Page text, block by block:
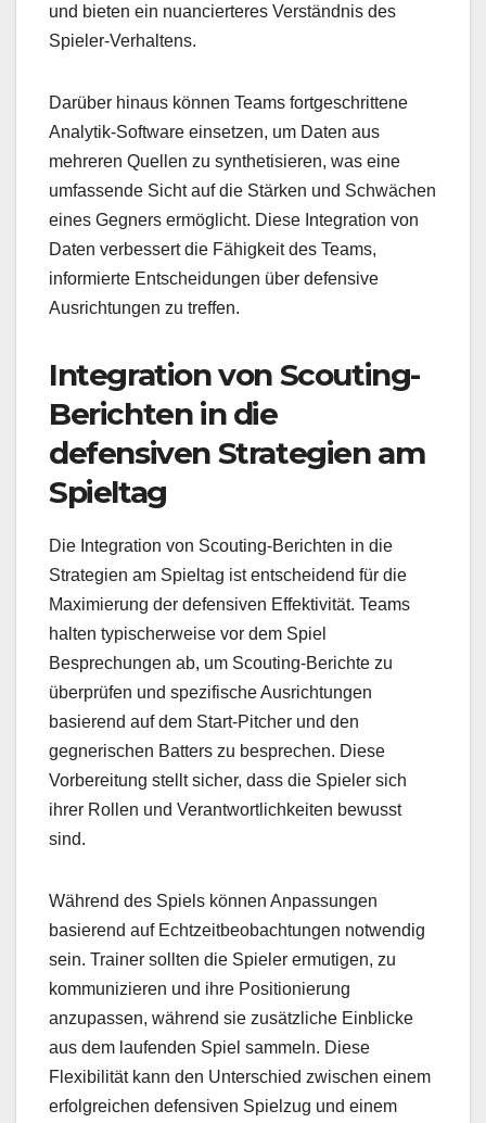
und bieten ein nuancierteres Verständnis des
Spieler-Verhaltens.
Darüber hinaus können Teams fortgeschrittene
Analytik-Software einsetzen, um Daten aus
mehreren Quellen zu synthetisieren, was eine
umfassende Sicht auf die Stärken und Schwächen
eines Gegners ermöglicht. Diese Integration von
Daten verbessert die Fähigkeit des Teams,
informierte Entscheidungen über defensive
Ausrichtungen zu treffen.
Integration von Scouting-
Berichten in die
defensiven Strategien am
Spieltag
Die Integration von Scouting-Berichten in die
Strategien am Spieltag ist entscheidend für die
Maximierung der defensiven Effektivität. Teams
halten typischerweise vor dem Spiel
Besprechungen ab, um Scouting-Berichte zu
überprüfen und spezifische Ausrichtungen
basierend auf dem Start-Pitcher und den
gegnerischen Batters zu besprechen. Diese
Vorbereitung stellt sicher, dass die Spieler sich
ihrer Rollen und Verantwortlichkeiten bewusst
sind.
Während des Spiels können Anpassungen
basierend auf Echtzeitbeobachtungen notwendig
sein. Trainer sollten die Spieler ermutigen, zu
kommunizieren und ihre Positionierung
anzupassen, während sie zusätzliche Einblicke
aus dem laufenden Spiel sammeln. Diese
Flexibilität kann den Unterschied zwischen einem
erfolgreichen defensiven Spielzug und einem